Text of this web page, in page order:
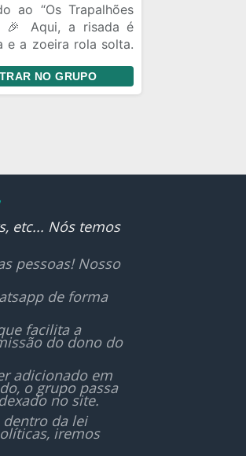
ao “Os Trapalhões
🎉 Aqui, a risada é
e a zoeira rola solta.
onde o respeito
número um. Prepare-
NO GRUPO
etc... Nós temos
pessoas! Nosso
de forma
facilita a
do dono do
adicionado em
o grupo passa
no site.
da lei
iremos